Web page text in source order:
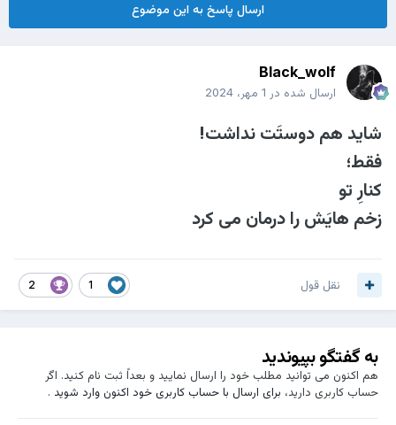
ارسال پاسخ به این موضوع
Black_wolf
ارسال شده در
شايد هم دوستَت نداشت!
فقط؛
كنارِ تو
زخم هايَش را درمان مى كرد
2 نقل قول
به گفتگو بپیوندید
هم اکنون می توانید مطلب خود را ارسال نمایید و بعداً ثبت نام کنید. اگر
حساب کاربری دارید، برای ارسال با حساب کاربری خود اکنون وارد شوید.